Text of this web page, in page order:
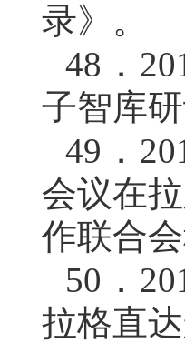
录》。
48．
子智库
49．
会议在
作联合
50．
拉格直达